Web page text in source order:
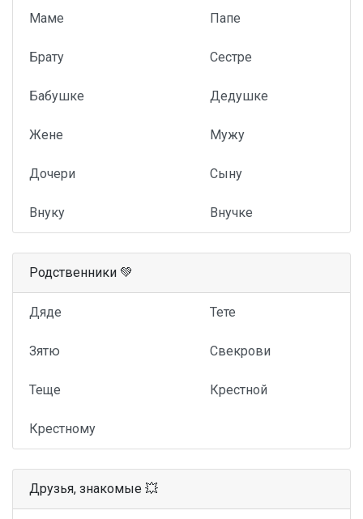
Маме Папе
Брату Сестре
Бабушке Дедушке
Жене Мужу
Дочери Сыну
Внуку Внучке
Родственники 💚
Дяде Тете
Зятю Свекрови
Теще Крестной
Крестному
Друзья, знакомые 💥